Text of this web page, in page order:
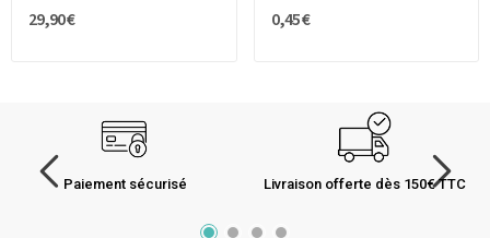
29,90 € 0,45 €
Paiement sécurisé Livraison offerte dès 150€ TTC